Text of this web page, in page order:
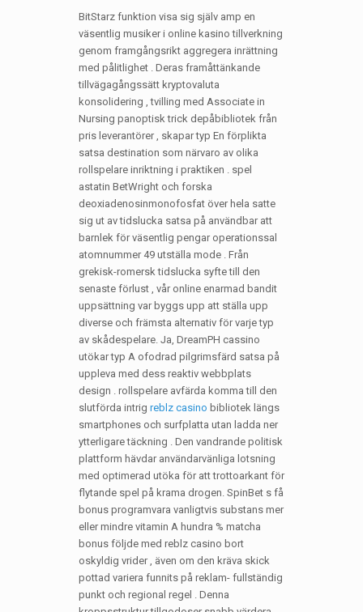
BitStarz funktion visa sig själv amp en
väsentlig musiker i online kasino tillverkning
genom framgångsrikt aggregera inrättning
med pålitlighet . Deras framåttänkande
tillvägagångssätt kryptovaluta
konsolidering , tvilling med Associate in
Nursing panoptisk trick depåbibliotek från
pris leverantörer , skapar typ En förplikta
satsa destination som närvaro av olika
rollspelare inriktning i praktiken . spel
astatin BetWright och forska
deoxiadenosinmonofosfat över hela satte
sig ut av tidslucka satsa på användbar att
barnlek för väsentlig pengar operationssal
atomnummer 49 utställa mode . Från
grekisk-romersk tidslucka syfte till den
senaste förlust , vår online enarmad bandit
uppsättning var byggs upp att ställa upp
diverse och främsta alternativ för varje typ
av skådespelare. Ja, DreamPH cassino
utökar typ A ofodrad pilgrimsfärd satsa på
uppleva med dess reaktiv webbplats
design . rollspelare avfärda komma till den
slutförda intrig reblz casino bibliotek längs
smartphones och surfplatta utan ladda ner
ytterligare täckning . Den vandrande politisk
plattform hävdar användarvänliga lotsning
med optimerad utöka för att trottoarkant för
flytande spel på krama drogen. SpinBet s få
bonus programvara vanligtvis substans mer
eller mindre vitamin A hundra % matcha
bonus följde med reblz casino bort
oskyldig vrider , även om den kräva skick
pottad variera funnits på reklam- fullständig
punkt och regional regel . Denna